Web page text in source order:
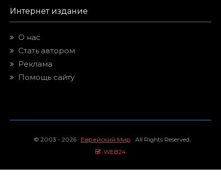
Интернет издание
О нас
Стать автором
Реклама
Помощь сайту
© 2003 - 2026 Еврейский Мир All Rights Reserved.
WEB24